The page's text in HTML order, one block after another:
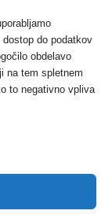
do podatkov
obdelavo
na tem spletnem
to negativno vpliva
na Ojstrici, v
mojstra Andreja